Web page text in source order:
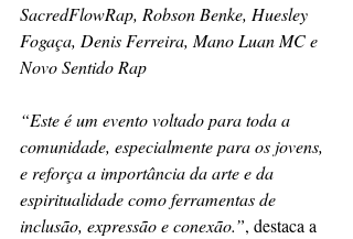
SacredFlowRap, Robson Benke, Huesley
Fogaça, Denis Ferreira, Mano Luan MC e
Novo Sentido Rap
“Este é um evento voltado para toda a
comunidade, especialmente para os jovens,
e reforça a importância da arte e da
espiritualidade como ferramentas de
inclusão, expressão e conexão.”, destaca a